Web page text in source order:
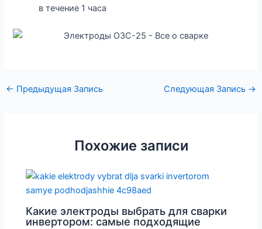
в течение 1 часа
← Предыдущая Запись Следующая Запись →
Похожие записи
Какие электроды выбрать для сварки
инвертором: самые подходящие